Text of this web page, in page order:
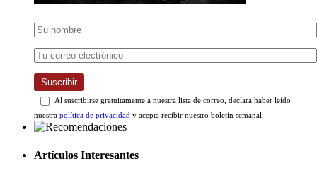
Suscribir
Al suscribirse gratuitamente a nuestra lista de correo, declara haber leído
nuestra política de privacidad y acepta recibir nuestro boletín semanal.
Artículos Interesantes